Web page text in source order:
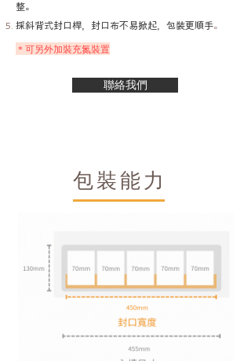
整。
​採斜背式封口桿，封口布不易掀起，包裝更順手。
＊可另外加裝充氮裝置
聯絡我們
包裝能力